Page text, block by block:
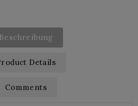
Beschreibung
Details
Comments